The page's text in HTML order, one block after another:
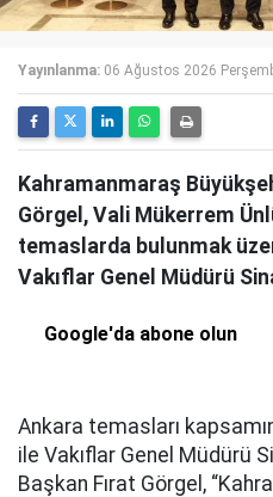
Yayınlanma: 06 Ağustos 2026
Kahramanmaraş
Görgel, Vali Mükerrem
temaslarda bulunmak
Vakıflar Genel Müdürü
Google'da abone olun
Ankara temasları
ile Vakıflar Genel Müdürü
Başkan Fırat Görgel,